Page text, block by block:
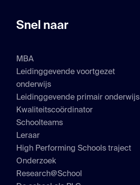
Snel naar
MBA
Leidinggevende voortgezet
onderwijs
Leidinggevende primair onderwijs
Kwaliteitscoördinator
Schoolteams
Leraar
High Performing Schools traject
Onderzoek
Research@School